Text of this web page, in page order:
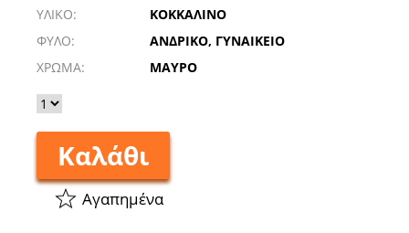
ΥΛΙΚΟ:
ΚΟΚΚΑΛΙΝΟ
ΦΥΛΟ:
ΑΝΔΡΙΚΟ, ΓΥΝΑΙΚΕΙΟ
ΧΡΩΜΑ:
ΜΑΥΡΟ
Καλάθι
Αγαπημένα